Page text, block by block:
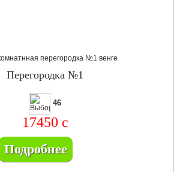
Перегородка №1
46
17450 c
Подробнее